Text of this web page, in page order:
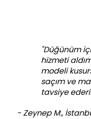
"Düğünüm
hizmeti
modeli
saçım ve
tavsiye
- Zeynep M.,